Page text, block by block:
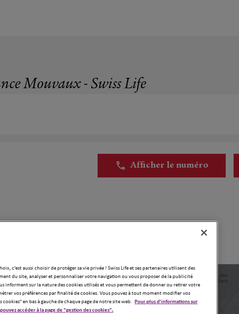
Mouvaux - Swiss Life
Afficher le numéro
c’est aussi choisir de protéger sa vie privée ! Swiss Life et ses partenaires utilisent des
du site, analyser et personnaliser votre navigation ou vous proposer de la publicité
informent sur la nature des cookies utilisés et vous permettent de donner ou retirer votre
vos préférences par finalité de cookies. Vous pouvez à tout moment modifier vos
en bas à gauche de chaque page de notre site web. Pour plus d'informations sur
accéder à la page de "gestion des cookies".